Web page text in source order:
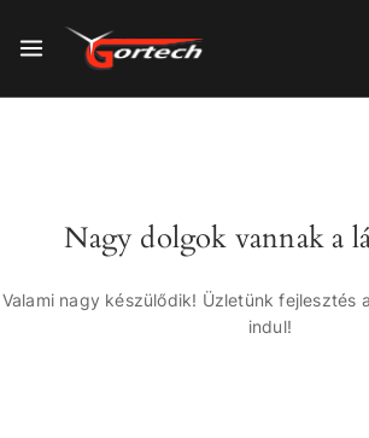
Nagy dolgok vannak a
Valami nagy készülődik! Üzletünk fejlesztés
indul!